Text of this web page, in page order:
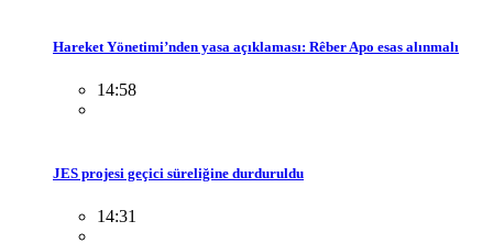
Hareket Yönetimi’nden yasa açıklaması: Rêber Apo esas alınmalı
14:58
JES projesi geçici süreliğine durduruldu
14:31